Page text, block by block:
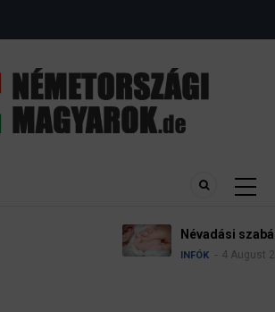
Névadási szabályok Németországban